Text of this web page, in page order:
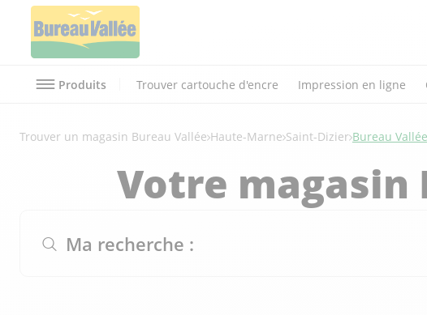
Produits Trouver cartouche d'encre Impression en ligne
Trouver un magasin Bureau Vallée Haute-Marne Saint-Dizier Bureau
Votre magasin
Ma recherche :